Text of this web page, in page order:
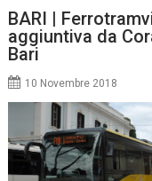
BARI |
aggiuntiva da
Bari
10 Novembre 2018